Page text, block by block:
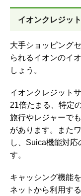
イオンクレジッ
大手ショッピング
られるイオンのイ
しょう。
イオンクレジット
21倍たまる、特定
旅行やレジャーで
があります。また
し、Suica機能対応
す。
キャッシング機能
ネットから利用す